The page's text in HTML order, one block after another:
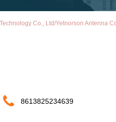
Co., Ltd/Yetnorson Antenna
8613825234639